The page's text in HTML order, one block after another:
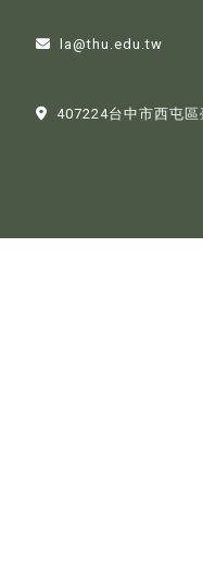
la@thu.edu.tw
407224台中市西屯